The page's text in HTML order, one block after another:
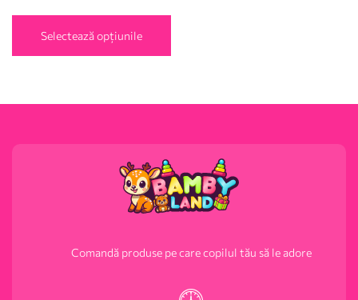
Selectează opțiunile
Comandă produse pe care copilul tău să le adore